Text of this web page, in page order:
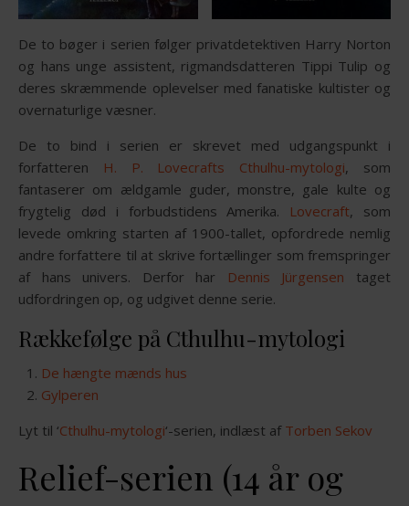
De to bøger i serien følger privatdetektiven Harry Norton
og hans unge assistent, rigmandsdatteren Tippi Tulip og
deres skræmmende oplevelser med fanatiske kultister og
overnaturlige væsner.
De to bind i serien er skrevet med udgangspunkt i
forfatteren
H. P. Lovecrafts Cthulhu-mytologi, som
fantaserer om ældgamle guder, monstre, gale kulte og
frygtelig død i forbudstidens Amerika. Lovecraft, som
levede omkring starten af 1900-tallet, opfordrede nemlig
andre forfattere til at skrive fortællinger som fremspringer
af hans univers. Derfor har
Dennis Jürgensen taget
udfordringen op, og udgivet denne serie.
Rækkefølge på Cthulhu-mytologi
De hængte mænds hus
Gylperen
Lyt til ‘Cthulhu-mytologi‘-serien, indlæst af Torben Sekov
Relief-serien (14 år og